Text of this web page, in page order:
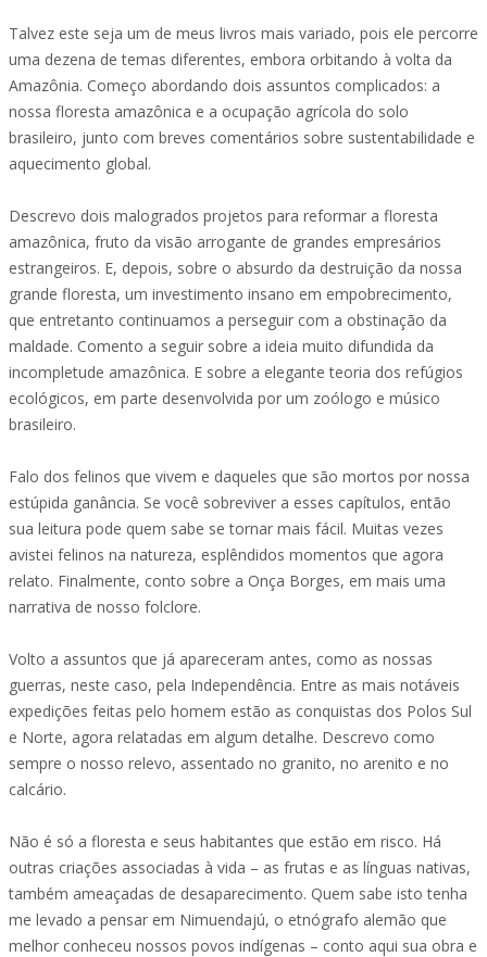
Talvez este seja um de meus livros mais variado, pois ele percorre
uma dezena de temas diferentes, embora orbitando à volta da
Amazônia. Começo abordando dois assuntos complicados: a
nossa floresta amazônica e a ocupação agrícola do solo
brasileiro, junto com breves comentários sobre sustentabilidade e
aquecimento global.
Descrevo dois malogrados projetos para reformar a floresta
amazônica, fruto da visão arrogante de grandes empresários
estrangeiros. E, depois, sobre o absurdo da destruição da nossa
grande floresta, um investimento insano em empobrecimento,
que entretanto continuamos a perseguir com a obstinação da
maldade. Comento a seguir sobre a ideia muito difundida da
incompletude amazônica. E sobre a elegante teoria dos refúgios
ecológicos, em parte desenvolvida por um zoólogo e músico
brasileiro.
Falo dos felinos que vivem e daqueles que são mortos por nossa
estúpida ganância. Se você sobreviver a esses capítulos, então
sua leitura pode quem sabe se tornar mais fácil. Muitas vezes
avistei felinos na natureza, esplêndidos momentos que agora
relato. Finalmente, conto sobre a Onça Borges, em mais uma
narrativa de nosso folclore.
Volto a assuntos que já apareceram antes, como as nossas
guerras, neste caso, pela Independência. Entre as mais notáveis
expedições feitas pelo homem estão as conquistas dos Polos Sul
e Norte, agora relatadas em algum detalhe. Descrevo como
sempre o nosso relevo, assentado no granito, no arenito e no
calcário.
Não é só a floresta e seus habitantes que estão em risco. Há
outras criações associadas à vida – as frutas e as línguas nativas,
também ameaçadas de desaparecimento. Quem sabe isto tenha
me levado a pensar em Nimuendajú, o etnógrafo alemão que
melhor conheceu nossos povos indígenas – conto aqui sua obra e